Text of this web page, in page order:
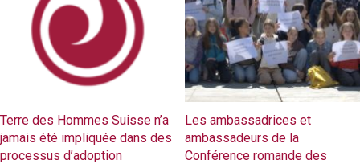
Terre des Hommes Suisse n’a
jamais été impliquée dans des
processus d’adoption
Les ambassadrices et
ambassadeurs de la
Conférence romande des